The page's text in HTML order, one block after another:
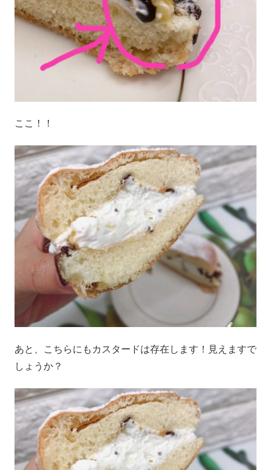
ここ！！
あと、こちらにもカスタードは存在します！見えますで
しょうか？